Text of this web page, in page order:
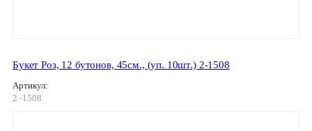
Букет Роз, 12 бутонов, 45см., (уп. 10шт.) 2-1508
Артикул:
2 -1508